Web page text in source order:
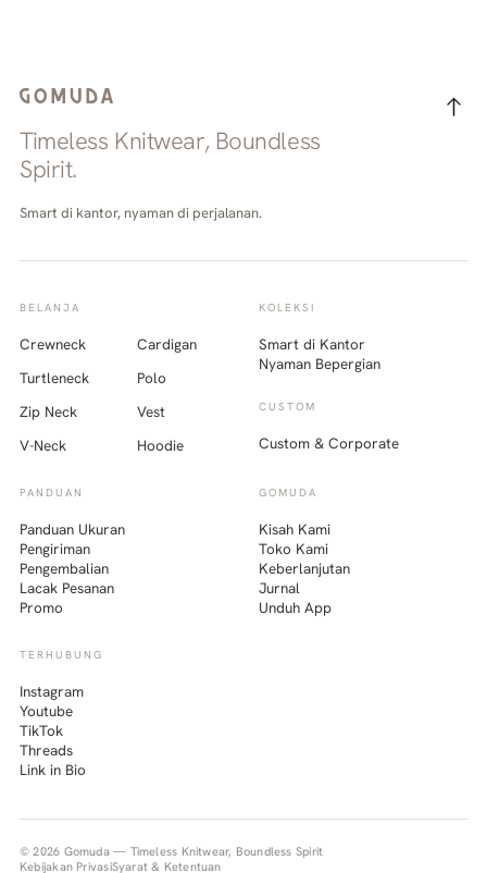
Timeless Knitwear, Boundless
Spirit.
Smart di kantor, nyaman di perjalanan.
BELANJA
Crewneck
Cardigan
Turtleneck
Polo
Zip Neck
Vest
V-Neck
Hoodie
KOLEKSI
Smart di Kantor
Nyaman Bepergian
CUSTOM
Custom & Corporate
PANDUAN
Panduan Ukuran
Pengiriman
Pengembalian
Lacak Pesanan
Promo
GOMUDA
Kisah Kami
Toko Kami
Keberlanjutan
Jurnal
Unduh App
TERHUBUNG
Instagram
Youtube
TikTok
Threads
Link in Bio
© 2026 Gomuda — Timeless Knitwear, Boundless Spirit
Kebijakan PrivasiSyarat & Ketentuan